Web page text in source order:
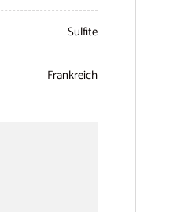
Sulfite
Frankreich